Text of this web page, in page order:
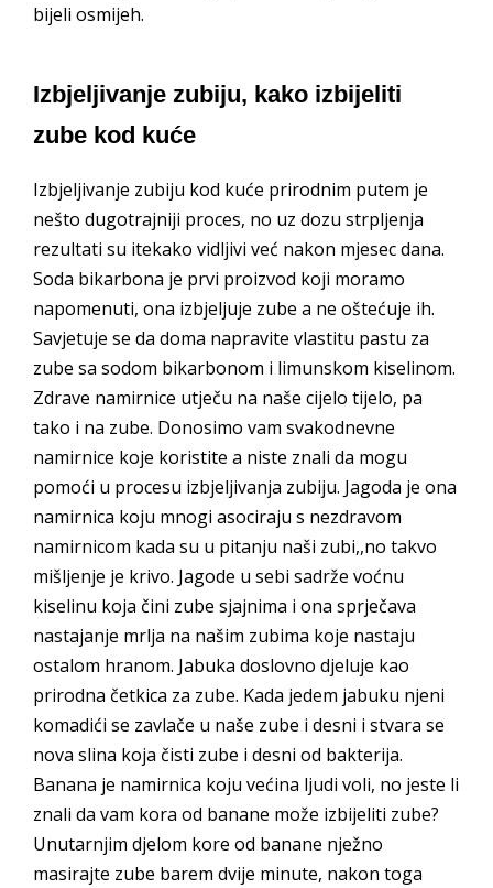
bijeli osmijeh.
Izbjeljivanje zubiju, kako izbijeliti
zube kod kuće
Izbjeljivanje zubiju kod kuće prirodnim putem je
nešto dugotrajniji proces, no uz dozu strpljenja
rezultati su itekako vidljivi već nakon mjesec dana.
Soda bikarbona je prvi proizvod koji moramo
napomenuti, ona izbjeljuje zube a ne oštećuje ih.
Savjetuje se da doma napravite vlastitu pastu za
zube sa sodom bikarbonom i limunskom kiselinom.
Zdrave namirnice utječu na naše cijelo tijelo, pa
tako i na zube. Donosimo vam svakodnevne
namirnice koje koristite a niste znali da mogu
pomoći u procesu izbjeljivanja zubiju. Jagoda je ona
namirnica koju mnogi asociraju s nezdravom
namirnicom kada su u pitanju naši zubi,,no takvo
mišljenje je krivo. Jagode u sebi sadrže voćnu
kiselinu koja čini zube sjajnima i ona sprječava
nastajanje mrlja na našim zubima koje nastaju
ostalom hranom. Jabuka doslovno djeluje kao
prirodna četkica za zube. Kada jedem jabuku njeni
komadići se zavlače u naše zube i desni i stvara se
nova slina koja čisti zube i desni od bakterija.
Banana je namirnica koju većina ljudi voli, no jeste li
znali da vam kora od banane može izbijeliti zube?
Unutarnjim djelom kore od banane nježno
masirajte zube barem dvije minute, nakon toga